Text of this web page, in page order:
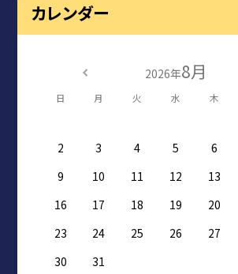
カレンダー
2026年8月
日 月 火 水 木
2
3 4 5 6
9
10 11 12 13
16
17 18 19 20
23
24 25 26 27
30
31